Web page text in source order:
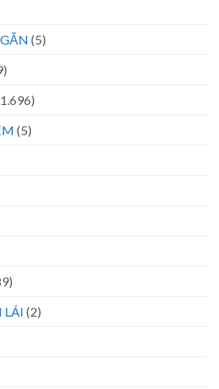
(5)
(5)
LÁI (2)